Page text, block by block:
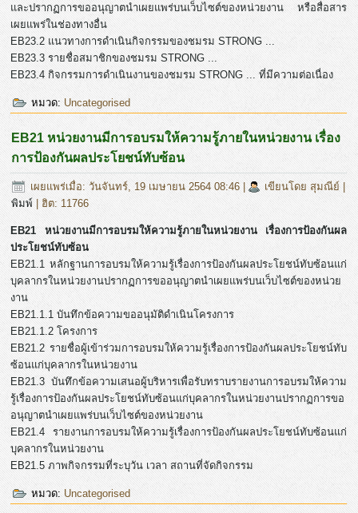
และปรากฏการขออนุญาตนำเผยแพร่บนเว็บไซต์ของหน่วยงาน หรือสื่อสาร
เผยแพร่ในช่องทางอื่น
EB23.2 แนวทางการดำเนินกิจกรรมของชมรม STRONG ...
EB23.3 รายชื่อสมาชิกของชมรม STRONG ...
EB23.4 กิจกรรมการดำเนินงานของชมรม STRONG ... ที่มีความต่อเนื่อง
หมวด: Uncategorised
EB21 หน่วยงานมีการอบรมให้ความรู้ภายในหน่วยงาน เรื่อง
การป้องกันผลประโยชน์ทับซ้อน
เผยแพร่เมื่อ: วันจันทร์, 19 เมษายน 2564 08:46 | เขียนโดย สุมณีย์ |
พิมพ์ | ฮิต: 11766
EB21 หน่วยงานมีการอบรมให้ความรู้ภายในหน่วยงาน เรื่องการป้องกันผล
ประโยชน์ทับซ้อน
EB21.1 หลักฐานการอบรมให้ความรู้เรื่องการป้องกันผลประโยชน์ทับซ้อนแก่
บุคลากรในหน่วยงานปรากฏการขออนุญาตนำเผยแพร่บนเว็บไซต์ของหน่วย
งาน
EB21.1.1 บันทึกข้อความขออนุมัติดำเนินโครงการ
EB21.1.2 โครงการ
EB21.2 รายชื่อผู้เข้าร่วมการอบรมให้ความรู้เรื่องการป้องกันผลประโยชน์ทับ
ซ้อนแก่บุคลากรในหน่วยงาน
EB21.3 บันทึกข้อความเสนอผู้บริหารเพื่อรับทราบรายงานการอบรมให้ความ
รู้เรื่องการป้องกันผลประโยชน์ทับซ้อนแก่บุคลากรในหน่วยงานปรากฏการขอ
อนุญาตนำเผยแพร่บนเว็บไซต์ของหน่วยงาน
EB21.4 รายงานการอบรมให้ความรู้เรื่องการป้องกันผลประโยชน์ทับซ้อนแก่
บุคลากรในหน่วยงาน
EB21.5 ภาพกิจกรรมที่ระบุวัน เวลา สถานที่จัดกิจกรรม
หมวด: Uncategorised